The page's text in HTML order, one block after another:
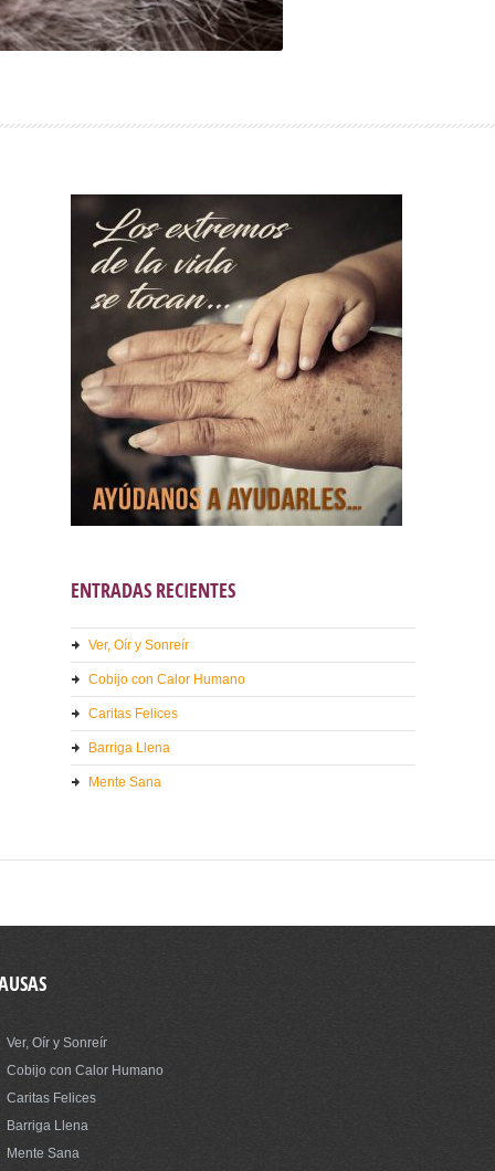
ENTRADAS RECIENTES
Ver, Oír y Sonreír
Cobijo con Calor Humano
Caritas Felices
Barriga Llena
Mente Sana
Ver, Oír y Sonreír
Cobijo con Calor Humano
Caritas Felices
Barriga Llena
Mente Sana